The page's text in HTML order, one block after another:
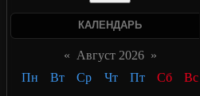
КАЛЕНДАРЬ
« Август 2026 »
Пн
Вт Ср Чт Пт Сб
Вс